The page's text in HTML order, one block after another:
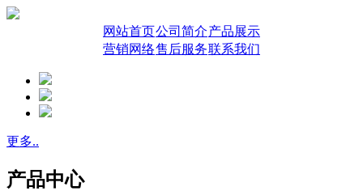
网站首页公司简介产品展示
营销网络售后服务联系我们
更多..
产品中心